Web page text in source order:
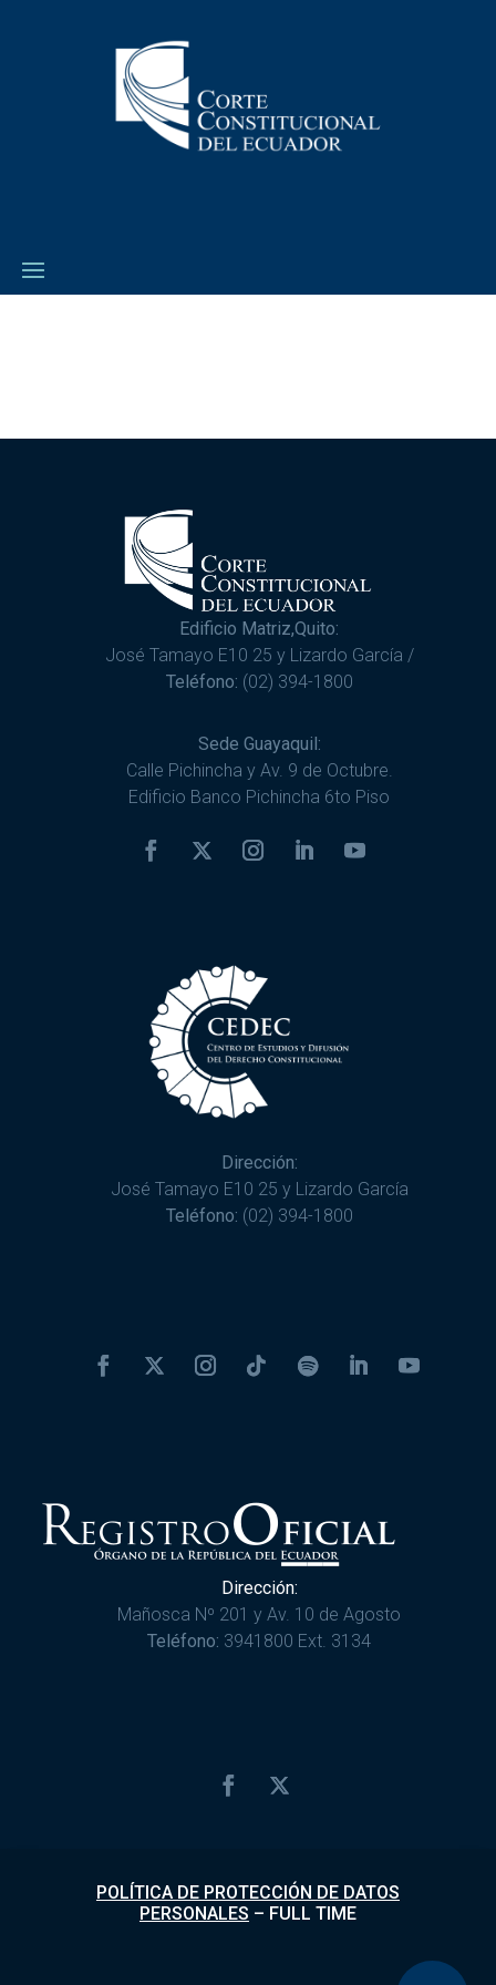
Edificio Matriz,Quito:
José Tamayo E10 25 y Lizardo García /
Teléfono: (02) 394-1800
Sede Guayaquil:
Calle Pichincha y Av. 9 de Octubre.
Edificio Banco Pichincha 6to Piso
Dirección:
José Tamayo E10 25 y Lizardo García
Teléfono: (02) 394-1800
Dirección:
Mañosca Nº 201 y Av. 10 de Agosto
Teléfono: 3941800 Ext. 3134
POLÍTICA DE PROTECCIÓN DE DATOS
PERSONALES – FULL TIME